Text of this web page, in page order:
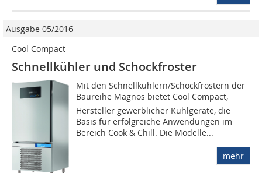
Ausgabe 05/2016
Cool Compact
Schnellkühler und Schockfroster
Mit den Schnellkühlern/Schockfrostern der
Baureihe Magnos bietet Cool Compact,
Hersteller gewerblicher Kühlgeräte, die
Basis für erfolgreiche Anwendungen im
Bereich Cook & Chill. Die Modelle...
mehr